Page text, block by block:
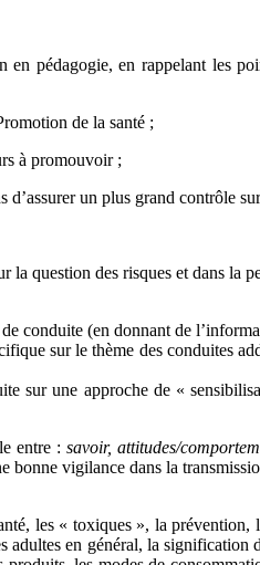
pédagogie, en rappelant les
de la santé ;
à promouvoir ;
un plus grand contrôle
question des risques et dans la
conduite (en donnant de
sur le thème des conduites
sur une approche de «
entre : savoir, attitudes/
vigilance dans la
les « toxiques », la prévention,
en général, la signification